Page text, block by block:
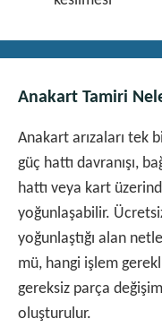
Anakart Tamiri
Anakart arızaları tek
güç hattı davranışı,
hattı veya kart
yoğunlaşabilir.
yoğunlaştığı alan
mü, hangi işlem
gereksiz parça
oluşturulur.